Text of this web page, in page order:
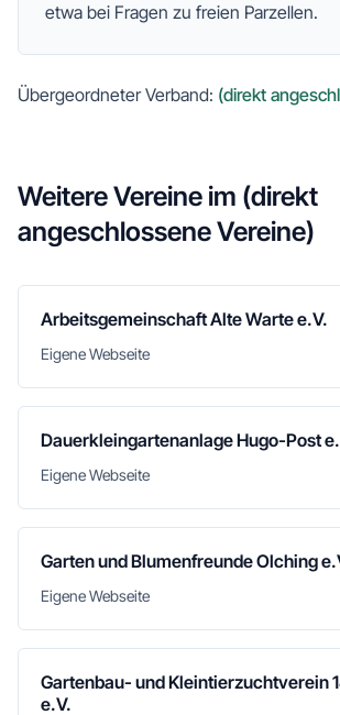
etwa bei Fragen zu freien Parzellen.
Übergeordneter Verband: (direkt
Weitere Vereine im (direkt
angeschlossene Vereine)
Arbeitsgemeinschaft Alte Warte e.V.
Eigene Webseite
Dauerkleingartenanlage Hugo-Post
Eigene Webseite
Garten und Blumenfreunde Olching
Eigene Webseite
Gartenbau- und Kleintierzuchtverein
e.V.